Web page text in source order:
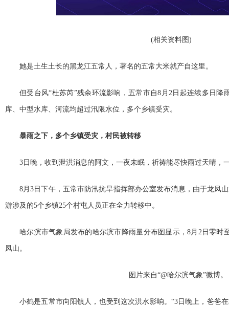
(相关资料图)
她是土生土长的黑龙江五常人，著名的五常大米就产自这里。
但受台风“杜苏芮”残余环流影响，五常市自8月2日起连续多日降
库、中型水库、河流均超过汛限水位，多个乡镇受灾。
暴雨之下，多个乡镇受灾，村民被转移
3日晚，收到泄洪消息的阿文，一夜未眠，祈祷能尽快雨过天晴，
8月3日下午，五常市防汛抗旱指挥部办公室发布消息，由于龙凤
游涉及的5个乡镇25个村屯人员正在全力转移中。
哈尔滨市气象局发布的哈尔滨市降雨量分布图显示，8月2日零时
凤山。
图片来自“@哈尔滨气象”微博。
小鹤是五常市向阳镇人，也受到这次洪水影响。“3日晚上，爸爸